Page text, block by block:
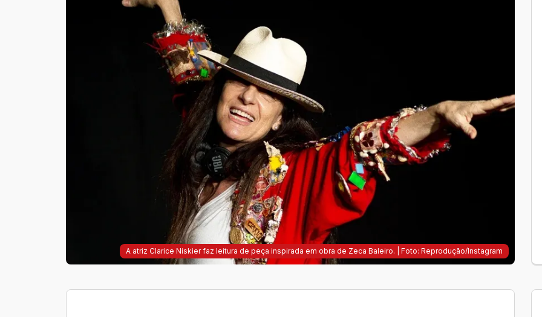
A atriz Clarice Niskier faz leitura de peça inspirada em obra de Zeca Baleiro. | Foto: Reprodução/Instagram